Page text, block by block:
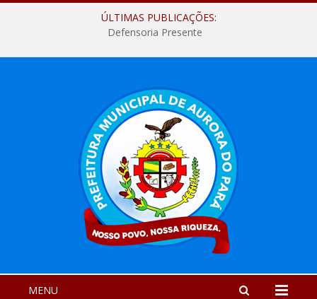
ÚLTIMAS PUBLICAÇÕES:
Defensoria Presente
MENU